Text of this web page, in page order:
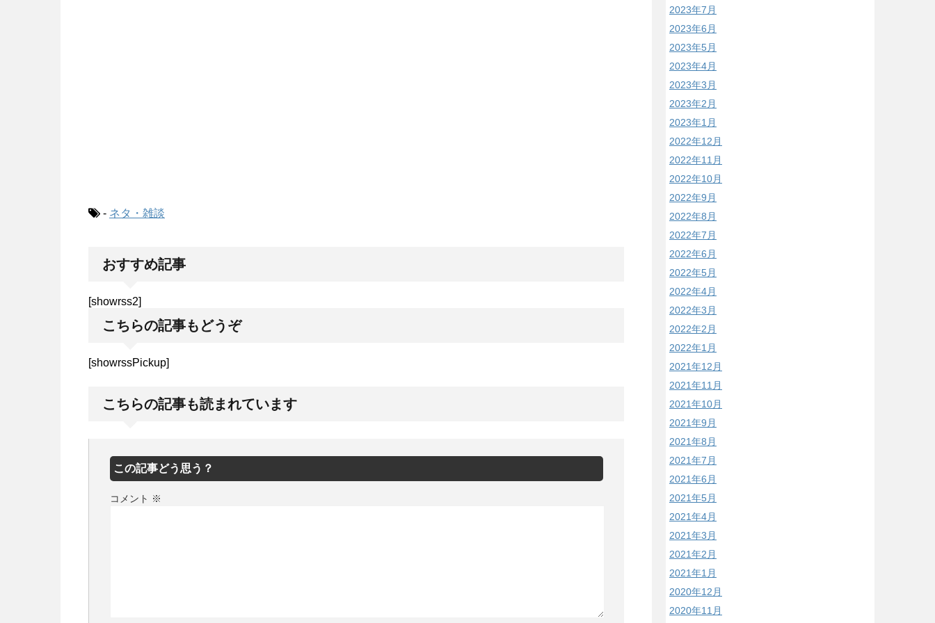
- ネタ・雑談
おすすめ記事
[showrss2]
こちらの記事もどうぞ
[showrssPickup]
こちらの記事も読まれています
この記事どう思う？
コメント ※
2023年7月
2023年6月
2023年5月
2023年4月
2023年3月
2023年2月
2023年1月
2022年12月
2022年11月
2022年10月
2022年9月
2022年8月
2022年7月
2022年6月
2022年5月
2022年4月
2022年3月
2022年2月
2022年1月
2021年12月
2021年11月
2021年10月
2021年9月
2021年8月
2021年7月
2021年6月
2021年5月
2021年4月
2021年3月
2021年2月
2021年1月
2020年12月
2020年11月